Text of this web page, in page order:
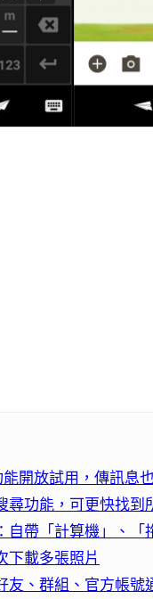
開放試用，傳訊息
功能，可更快找到
帶「計算機」、「
下載多張照片
、群組、官方帳號